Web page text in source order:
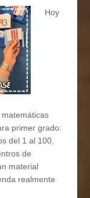
Hoy
primer grado:
del 1 al 100,
de
material
realmente